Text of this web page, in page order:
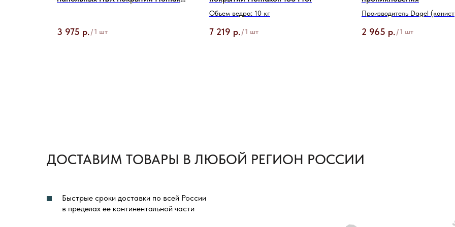
3 975 р./1 шт
Объем ведра: 10 кг
7 219 р./1 шт
Производитель Dagel
2 965 р./1 шт
ДОСТАВИМ ТОВАРЫ В ЛЮБОЙ РЕГИОН РОССИИ
Быстрые сроки доставки по всей России
в пределах ее континентальной части